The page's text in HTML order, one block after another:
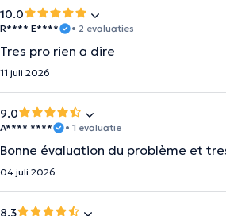
10.0
R**** E**** • 2 evaluaties
Tres pro rien a dire
11 juli 2026
9.0
A**** **** • 1 evaluatie
Bonne évaluation du problème et
04 juli 2026
8.3